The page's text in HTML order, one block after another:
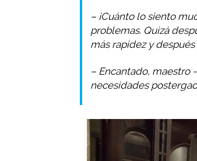
– ¡Cuánto lo siento
problemas. Quizá
más rapidez y
– Encantado, maestro
necesidades